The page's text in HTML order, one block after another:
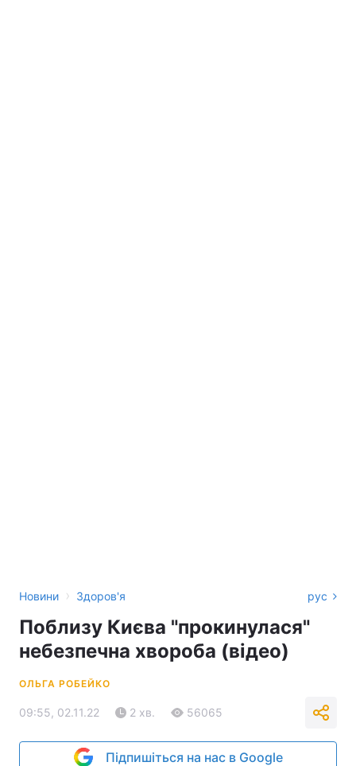
Новини › Здоров'я рус
Поблизу Києва "прокинулася"
небезпечна хвороба (відео)
ОЛЬГА РОБЕЙКО
09:55, 02.11.22 2 хв. 56065
Підпишіться на нас в Google